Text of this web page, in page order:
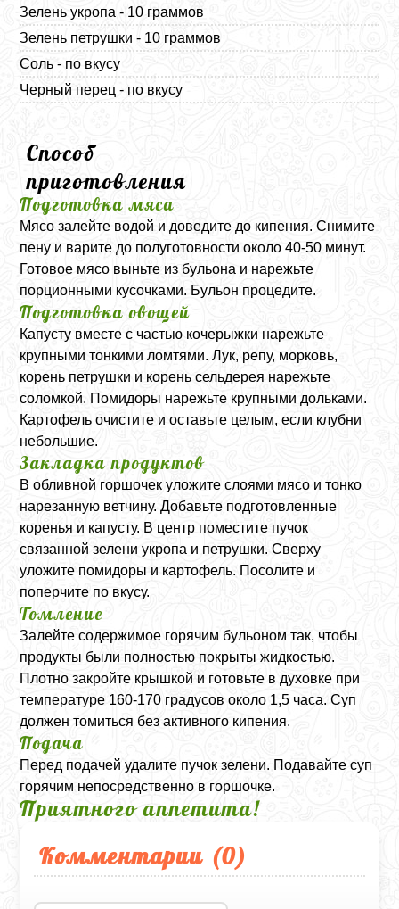
Зелень укропа - 10 граммов
Зелень петрушки - 10 граммов
Соль - по вкусу
Черный перец - по вкусу
Способ
приготовления
Подготовка мяса
Мясо залейте водой и доведите до кипения. Снимите
пену и варите до полуготовности около 40-50 минут.
Готовое мясо выньте из бульона и нарежьте
порционными кусочками. Бульон процедите.
Подготовка овощей
Капусту вместе с частью кочерыжки нарежьте
крупными тонкими ломтями. Лук, репу, морковь,
корень петрушки и корень сельдерея нарежьте
соломкой. Помидоры нарежьте крупными дольками.
Картофель очистите и оставьте целым, если клубни
небольшие.
Закладка продуктов
В обливной горшочек уложите слоями мясо и тонко
нарезанную ветчину. Добавьте подготовленные
коренья и капусту. В центр поместите пучок
связанной зелени укропа и петрушки. Сверху
уложите помидоры и картофель. Посолите и
поперчите по вкусу.
Томление
Залейте содержимое горячим бульоном так, чтобы
продукты были полностью покрыты жидкостью.
Плотно закройте крышкой и готовьте в духовке при
температуре 160-170 градусов около 1,5 часа. Суп
должен томиться без активного кипения.
Подача
Перед подачей удалите пучок зелени. Подавайте суп
горячим непосредственно в горшочке.
Приятного аппетита!
Комментарии (0)